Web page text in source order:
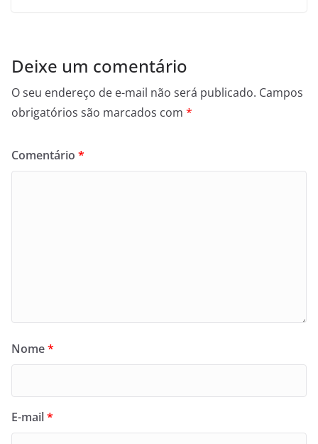
Deixe um comentário
O seu endereço de e-mail não será publicado. Campos
obrigatórios são marcados com *
Comentário *
Nome*
E-mail*